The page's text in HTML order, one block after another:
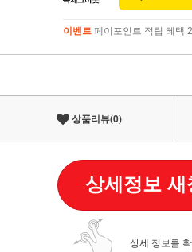
이벤트 페이포인트 적립 혜택
이벤트페이포인트 적립 혜택
상품리뷰(0)
상세정보 새
상세 정보를